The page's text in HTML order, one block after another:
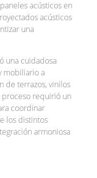
acústicos en
acústicos
una
una cuidadosa
mobiliario a
de terrazos, vinilos
proceso requirió un
coordinar
los distintos
armoniosa